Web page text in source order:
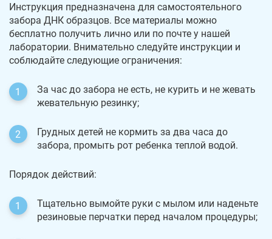
Инструкция предназначена для самостоятельного
забора ДНК образцов. Все материалы можно
бесплатно получить лично или по почте у нашей
лаборатории. Внимательно следуйте инструкции и
соблюдайте следующие ограничения:
За час до забора не есть, не курить и не жевать
жевательную резинку;
Грудных детей не кормить за два часа до
забора, промыть рот ребенка теплой водой.
Порядок действий:
Тщательно вымойте руки с мылом или наденьте
резиновые перчатки перед началом процедуры;